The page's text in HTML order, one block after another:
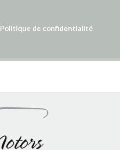
Politique de confidentialité